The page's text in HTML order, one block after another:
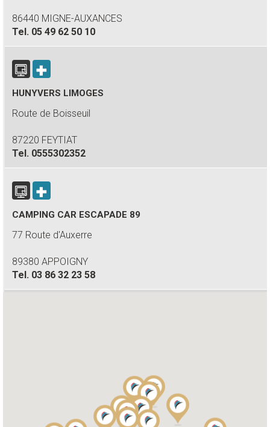
86440 MIGNE-AUXANCES
Tel. 05 49 62 50 10
HUNYVERS LIMOGES
Route de Boisseuil
87220 FEYTIAT
Tel. 0555302352
CAMPING CAR ESCAPADE 89
77 Route d'Auxerre
89380 APPOIGNY
Tel. 03 86 32 23 58